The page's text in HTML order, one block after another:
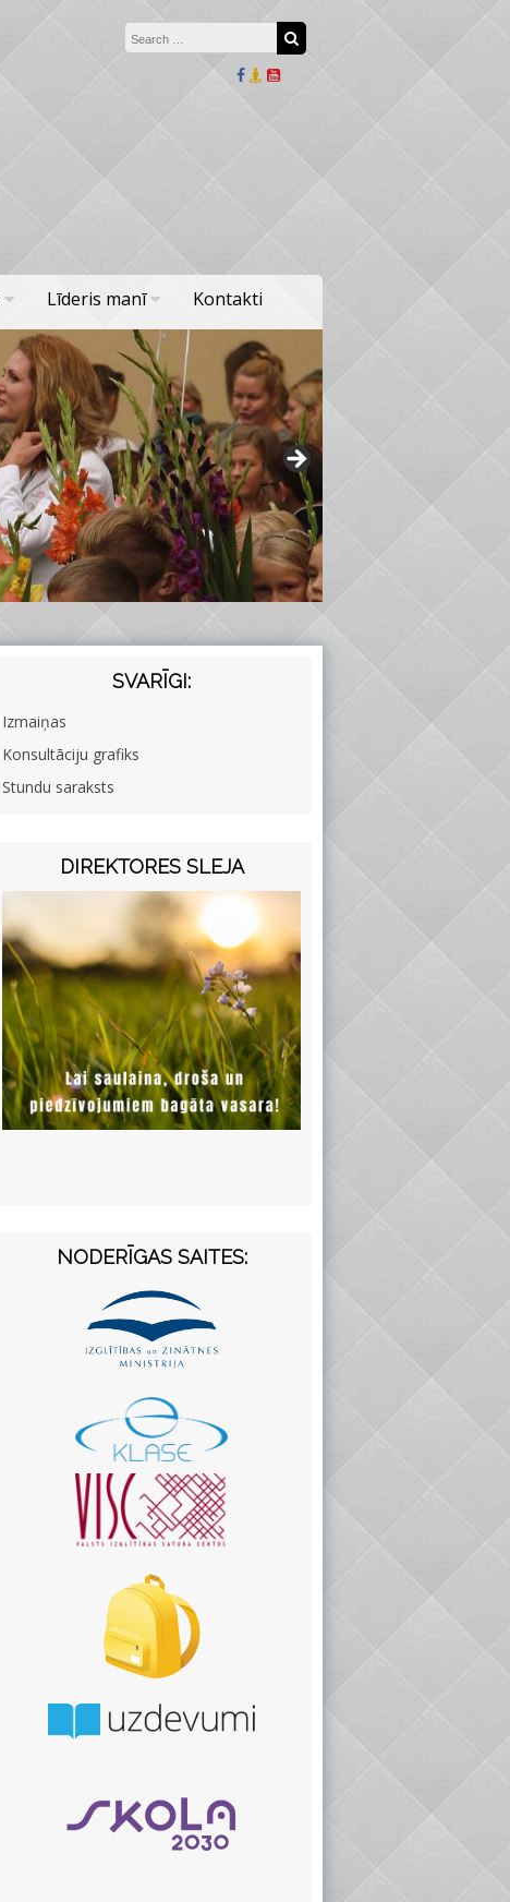
Līderis manī Kontakti
SVARĪGI:
Izmaiņas
Konsultāciju grafiks
Stundu saraksts
DIREKTORES SLEJA
NODERĪGAS SAITES: